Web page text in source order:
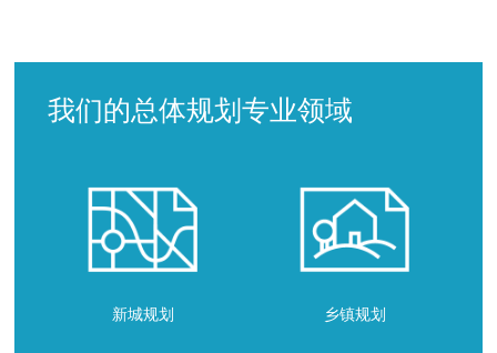
译
译
译
译
我们的总体规划专业领域
新城规划 乡镇规划